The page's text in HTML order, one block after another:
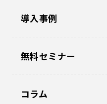
導入事例
無料セミナー
コラム